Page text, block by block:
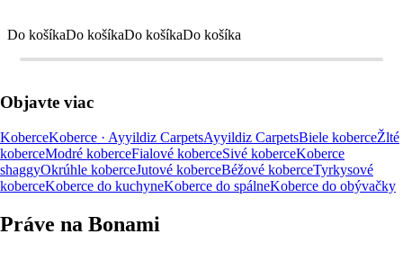
Do košíkaDo košíkaDo košíkaDo košíka
Objavte viac
KoberceKoberce · Ayyildiz CarpetsAyyildiz CarpetsBiele koberceŽlté
koberceModré koberceFialové koberceSivé koberceKoberce
shaggyOkrúhle koberceJutové koberceBéžové koberceTyrkysové
koberceKoberce do kuchyneKoberce do spálneKoberce do obývačky
Práve na Bonami